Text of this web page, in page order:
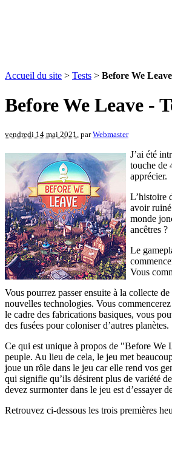
Accueil du site > Tests > Before We
Before We Leave -
vendredi 14 mai 2021 , parWebmaster
J’ai été
touche de
apprécier.
L’histoire
avoir
monde
ancêtres ?
Le
Vous
Vous pourrez passer ensuite à la collecte
nouvelles technologies. Vous
le cadre des fabrications basiques, vous
des fusées pour coloniser d’autres planètes.
Ce qui est unique à propos de "Before We
peuple. Au lieu de cela, le jeu met
joue un rôle dans le jeu car elle rend vos
qui signifie qu’ils désirent plus de variété
devez surmonter dans le jeu est d’essayer
Retrouvez ci-dessous les trois premières